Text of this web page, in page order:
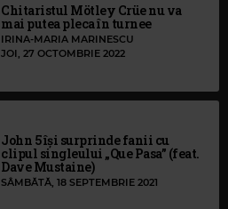
Chitaristul Mötley Crüe nu va
mai putea pleca în turnee
IRINA-MARIA MARINESCU
JOI, 27 OCTOMBRIE 2022
John 5 își surprinde fanii cu
clipul singleului „Que Pasa” (feat.
Dave Mustaine)
SÂMBĂTĂ, 18 SEPTEMBRIE 2021